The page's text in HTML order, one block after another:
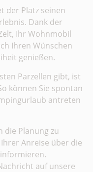
der Platz seinen
Dank der
Ihr Wohnmobil
Ihren Wünschen
genießen.
Parzellen gibt, ist
können Sie spontan
antreten
die Planung zu
Anreise über die
auf unsere